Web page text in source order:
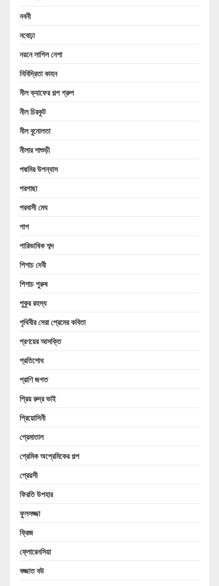
নবনী
নবোঢ়া
নয়নে লাগিল নেশা
নিবিদ্রিতা কাহন
নীল ক্যাফের গল্প গ্রুপ
নীল চিরকুট
নীল বুনোলতা
নীলার শাশুড়ী
পদ্মমির উপন্যাস
পরগাছা
পরবাসী মেঘ
পাপ
পারিভাষিক শব্দ
পিশাচ দেবী
পিশাচ পুরুষ
পুকুর রহস্য
পৃথিবীর সেরা প্রেমের কবিতা
প্রণয়ের আসক্তি
প্রতিশোধ
প্রাণি জগত
প্রিয় রুদ্র ভাই
প্রিয়োসিনী
প্রেমাতাল
প্রেমিক অপ্রেমিকের গল্প
প্রেয়সী
ফিরতি উপহার
ফুলসজ্জা
ফ্রিজ
ফ্লোরেনসিয়া
বজ্জাত বউ